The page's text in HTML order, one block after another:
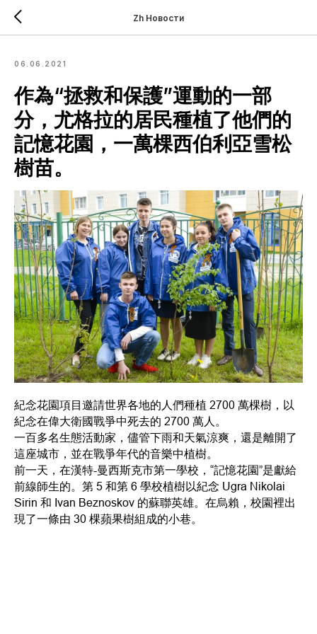
Zh Новости
06.06.2021
作為“拯救和保護”運動的一部
分，尤格拉的居民種植了他們的
記憶花園，一萬棵西伯利亞雪松
樹苗。
紀念花園項目邀請世界各地的人們種植 2700 萬棵樹，以
紀念在偉大衛國戰爭中死去的 2700 萬人。
一百多名生態活動家，儘管下雨和天氣涼爽，還是離開了
這座城市，並在戰爭年代的音樂中植樹。
前一天，在漢特-曼西斯克市第一學校，“記憶花園”是獻給
前線師生的。第 5 和第 6 學校植樹以紀念 Ugra Nikolai
Sirin 和 Ivan Beznoskov 的蘇聯英雄。在烏賴，校園裡出
現了一條由 30 棵蘋果樹組成的小巷。